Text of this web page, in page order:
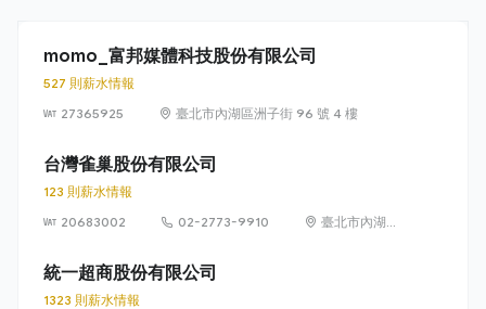
momo_富邦媒體科技股份有限公司
527 則薪水情報
27365925
臺北市內湖區洲子街 96 號 4 樓
台灣雀巢股份有限公司
123 則薪水情報
20683002
02-2773-9910
臺北市內湖區
統一超商股份有限公司
1323 則薪水情報